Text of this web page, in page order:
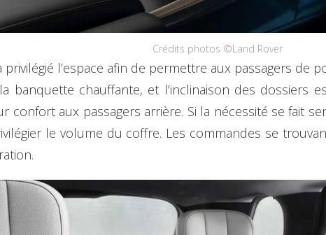
Crédits photos ©Land Rover
l’espace afin de permettre aux passagers de
banquette chauffante, et l’inclinaison des dossiers
confort aux passagers arrière. Si la nécessité se fait
le volume du coffre. Les commandes se